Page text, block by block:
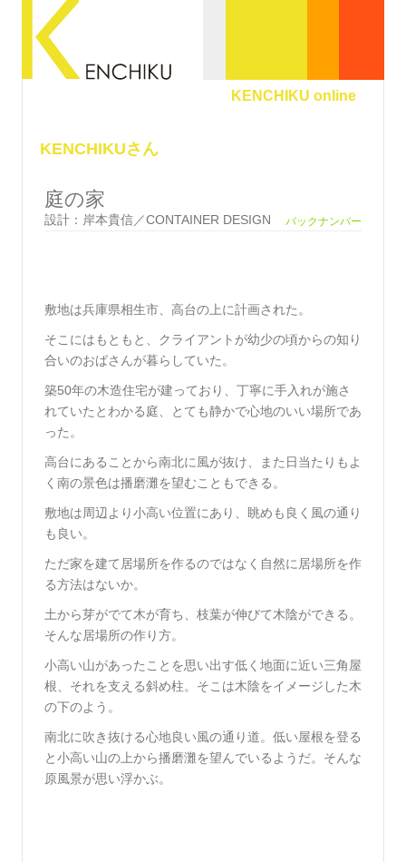
KENCHIKU online
KENCHIKUさん
庭の家
設計：岸本貴信／CONTAINER DESIGN バックナンバー
敷地は兵庫県相生市、高台の上に計画された。
そこにはもともと、クライアントが幼少の頃からの知り
合いのおばさんが暮らしていた。
築50年の木造住宅が建っており、丁寧に手入れが施さ
れていたとわかる庭、とても静かで心地のいい場所であ
った。
高台にあることから南北に風が抜け、また日当たりもよ
く南の景色は播磨灘を望むこともできる。
敷地は周辺より小高い位置にあり、眺めも良く風の通り
も良い。
ただ家を建て居場所を作るのではなく自然に居場所を作
る方法はないか。
土から芽がでて木が育ち、枝葉が伸びて木陰ができる。
そんな居場所の作り方。
小高い山があったことを思い出す低く地面に近い三角屋
根、それを支える斜め柱。そこは木陰をイメージした木
の下のよう。
南北に吹き抜ける心地良い風の通り道。低い屋根を登る
と小高い山の上から播磨灘を望んでいるようだ。そんな
原風景が思い浮かぶ。